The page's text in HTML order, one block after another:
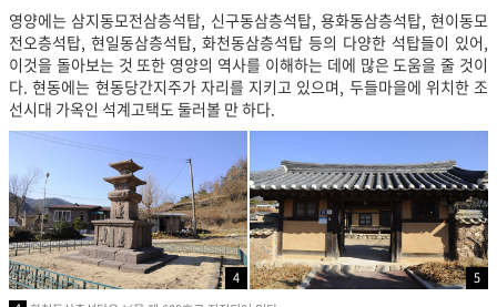
영양에는 삼지동모전삼층석탑, 신구동삼층석탑, 용화동삼층석탑, 현이동모
전오층석탑, 현일동삼층석탑, 화천동삼층석탑 등의 다양한 석탑들이 있어,
이것을 돌아보는 것 또한 영양의 역사를 이해하는 데에 많은 도움을 줄 것이
다. 현동에는 현동당간지주가 자리를 지키고 있으며, 두들마을에 위치한 조
선시대 가옥인 석계고택도 둘러볼 만 하다.
4
5